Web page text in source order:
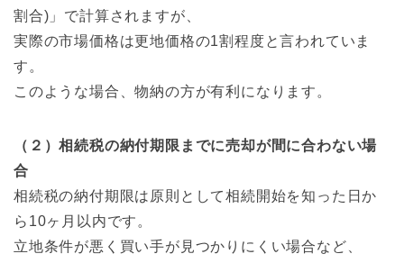
割合)」で計算されますが、
実際の市場価格は更地価格の1割程度と言われていま
す。
このような場合、物納の方が有利になります。
（２）相続税の納付期限までに売却が間に合わない場
合
相続税の納付期限は原則として相続開始を知った日か
ら10ヶ月以内です。
立地条件が悪く買い手が見つかりにくい場合など、